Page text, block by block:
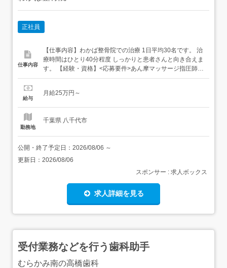
正社員
仕事内容
【仕事内容】わかば整骨院での治療 1日平均30名です。 治
療時間はひとり40分程度 しっかりと患者さんと向き合えま
す。 【経験・資格】<応募要件>あん摩マッサージ指圧師免
許当院の治療研修がありますので経験は問いません。自費
件>実務経験1年以上の先生歓迎です。 【給与】月給
給与
月給25万円～
勤務地
千葉県 八千代市
公開・終了予定日： 2026/08/06 ～
更新日： 2026/08/06
スポンサー : 求人ボックス
求人詳細を見る
受付業務などを行う歯科助手
むらかみ南の高橋歯科